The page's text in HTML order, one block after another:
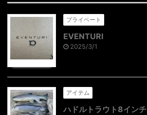
プライベート
EVENTURI
2025/3/1
アイテム
ハドルトラウト8インチ